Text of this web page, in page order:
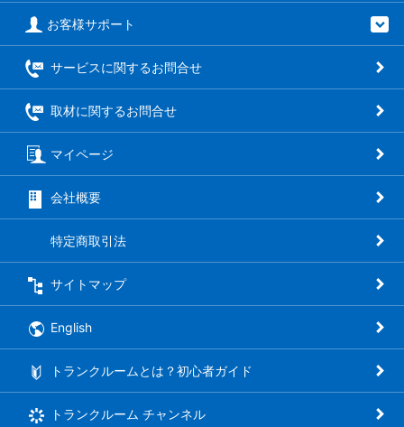
お客様サポート
サービスに関するお問合せ
取材に関するお問合せ
マイページ
会社概要
特定商取引法
サイトマップ
English
トランクルームとは？初心者ガイド
トランクルーム チャンネル